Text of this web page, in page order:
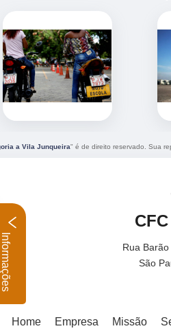
a Vila Junqueira" é de direito reservado. Sua
Rua
São
Home Empresa Missão
Informações